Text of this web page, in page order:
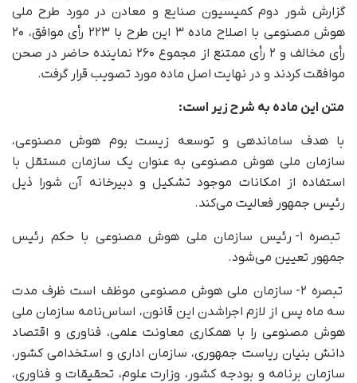
گزارش شور دوم کمیسیون صنایع و معادن در مورد طرح ملی
هوش مصنوعی با اصلاح ماده ۳ این طرح با ۲۲۳ رأی موافق، ۲۰
رأی مخالف و ۲ رأی ممتنع از مجموع ۲۶۰ نماینده حاضر در صحن
موافقت کردند و در نهایت اصل ماده مورد تصویب قرار گرفت.
متن این ماده به شرح زیر است:
با هدف ساماندهی و توسعه زیست بوم هوش مصنوعی،
سازمان ملی هوش مصنوعی به عنوان یک سازمان مستقل با
استفاده از امکانات موجود تشکیل و دبیرخانه آن شورا ذیل
رئیس جمهور فعالیت می‌کند.
تبصره ۱- رئیس سازمان ملی هوش مصنوعی با حکم رئیس
جمهور تعیین می‌شود.
تبصره ۲- سازمان ملی هوش مصنوعی موظف است ظرف مدت
سه ماه پس از لازم اجراشدن این قانون، اساس‌نامه سازمان ملی
هوش مصنوعی را با همکاری معاونت علمی، فناوری و اقتصاد
دانش بنیان ریاست جمهوری، سازمان اداری و استخدامی کشور،
سازمان برنامه و بودجه کشور، وزارت علوم، تحقیقات و فناوری،